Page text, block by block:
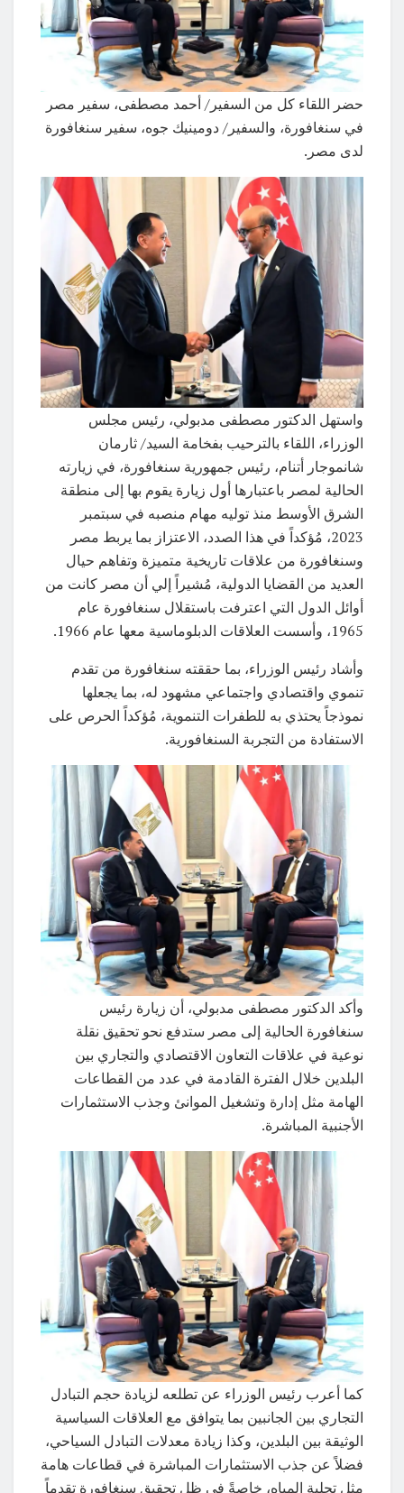
حضر اللقاء كل من السفير/ أحمد مصطفى، سفير مصر
في سنغافورة، والسفير/ دومينيك جوه، سفير سنغافورة
لدى مصر.
واستهل الدكتور مصطفى مدبولي، رئيس مجلس
الوزراء، اللقاء بالترحيب بفخامة السيد/ ثارمان
شانموجار أتنام، رئيس جمهورية سنغافورة، في زيارته
الحالية لمصر باعتبارها أول زيارة يقوم بها إلى منطقة
الشرق الأوسط منذ توليه مهام منصبه في سبتمبر
2023، مُؤكداً في هذا الصدد، الاعتزاز بما يربط مصر
وسنغافورة من علاقات تاريخية متميزة وتفاهم حيال
العديد من القضايا الدولية، مُشيراً إلي أن مصر كانت من
أوائل الدول التي اعترفت باستقلال سنغافورة عام
1965، وأسست العلاقات الدبلوماسية معها عام 1966.
وأشاد رئيس الوزراء، بما حققته سنغافورة من تقدم
تنموي واقتصادي واجتماعي مشهود له، بما يجعلها
نموذجاً يحتذي به للطفرات التنموية، مُؤكداً الحرص على
الاستفادة من التجربة السنغافورية.
وأكد الدكتور مصطفى مدبولي، أن زيارة رئيس
سنغافورة الحالية إلى مصر ستدفع نحو تحقيق نقلة
نوعية في علاقات التعاون الاقتصادي والتجاري بين
البلدين خلال الفترة القادمة في عدد من القطاعات
الهامة مثل إدارة وتشغيل الموانئ وجذب الاستثمارات
الأجنبية المباشرة.
كما أعرب رئيس الوزراء عن تطلعه لزيادة حجم التبادل
التجاري بين الجانبين بما يتوافق مع العلاقات السياسية
الوثيقة بين البلدين، وكذا زيادة معدلات التبادل السياحي،
فضلاً عن جذب الاستثمارات المباشرة في قطاعات هامة
مثل تحلية المياه، خاصةً في ظل تحقيق سنغافورة تقدماً